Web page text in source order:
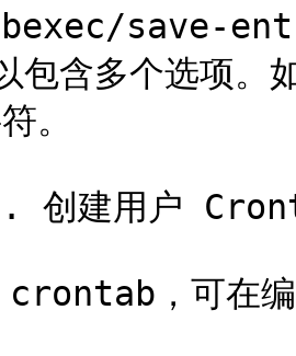
save-
包含多个选项。
。
创建用户
crontab，可在